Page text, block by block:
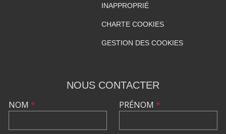
INAPPROPRIÉ
CHARTE COOKIES
GESTION DES COOKIES
NOUS CONTACTER
NOM * PRÉNOM *